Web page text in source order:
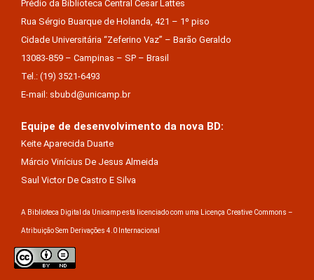
Prédio da Biblioteca Central Cesar Lattes
Rua Sérgio Buarque de Holanda, 421 – 1º piso
Cidade Universitária “Zeferino Vaz” – Barão Geraldo
13083-859 – Campinas – SP – Brasil
Tel.: (19) 3521-6493
E-mail: sbubd@unicamp.br
Equipe de desenvolvimento da nova BD:
Keite Aparecida Duarte
Márcio Vinícius De Jesus Almeida
Saul Victor De Castro E Silva
A Biblioteca Digital da Unicamp está licenciado com uma Licença Creative Commons –
Atribuição Sem Derivações 4.0 Internacional